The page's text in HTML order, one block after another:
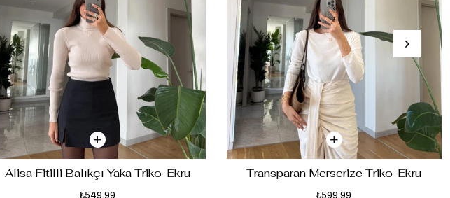
‹
›
Alisa Fitilli Balıkçı Yaka Triko-Ekru
₺549,99
‹
›
Transparan Merserize Triko-Ekru
₺599,99